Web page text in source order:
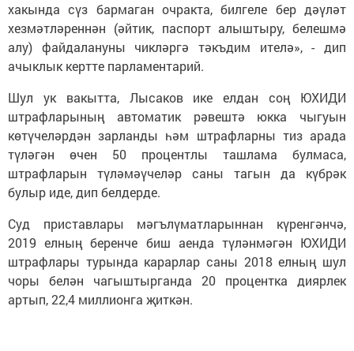
хакында сүз бармаган очракта, билгеле бер дәүләт
хезмәтләреннән (әйтик, паспорт алыштыру, белешмә
алу) файдалануны чикләргә тәкъдим ителә», - дип
ачыклык кертте парламентарий.
Шул ук вакытта, Лысаков ике елдан соң ЮХИДИ
штрафларының автоматик рәвештә юкка чыгуын
көтүчеләрдән зарланды һәм штрафларны тиз арада
түләгән өчен 50 процентлы ташлама булмаса,
штрафларын түләмәүчеләр саны тагын да күбрәк
булыр иде, дип белдерде.
Суд приставлары мәгълүматларыннан күренгәнчә,
2019 елның беренче биш аенда түләнмәгән ЮХИДИ
штрафлары турында карарлар саны 2018 елның шул
чоры белән чагыштырганда 20 процентка диярлек
артып, 22,4 миллионга җиткән.